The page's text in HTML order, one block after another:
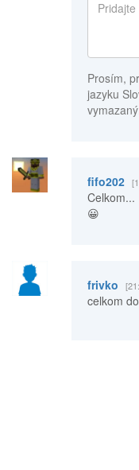
Prosím,
jazyku
fifo202
Celkom...
😀
frivko
celkom